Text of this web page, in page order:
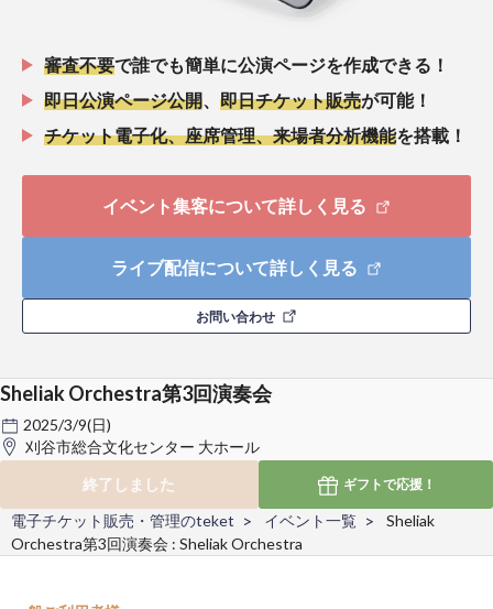
審査不要で誰でも簡単に公演ページを作成できる！
即日公演ページ公開
即日チケット販売が可能！
チケット電子化、座席管理、来場者分析機能を搭載！
イベント集客について詳しく見る
ライブ配信について詳しく見る
お問い合わせ
Sheliak Orchestra第3回演奏会
2025/3/9(日)
刈谷市総合文化センター 大ホール
終了しました
ギフトで応援！
電子チケット販売・管理のteket イベント一覧
Sheliak
Orchestra第3回演奏会 : Sheliak Orchestra